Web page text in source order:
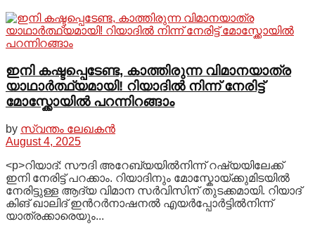
ഇനി കഷ്ടപ്പെടേണ്ട, കാത്തിരുന്ന വിമാനയാത്ര
യാഥാർത്ഥ്യമായി! റിയാദിൽ നിന്ന് നേരിട്ട്
മോസ്ക്കോയിൽ പറന്നിറങ്ങാം
by സ്വന്തം ലേഖകൻ
August 4, 2025
<p>റിയാദ്: സൗദി അറേബ്യയിൽനിന്ന് റഷ്യയിലേക്ക്
ഇനി നേരിട്ട് പറക്കാം. റിയാദിനും മോസ്കോയ്ക്കുമിടയിൽ
നേരിട്ടുള്ള ആദ്യ വിമാന സർവിസിന് തുടക്കമായി. റിയാദ്
കിങ് ഖാലിദ് ഇൻറർനാഷനൽ എയർപ്പോർട്ടിൽനിന്ന്
യാത്രക്കാരെയും...